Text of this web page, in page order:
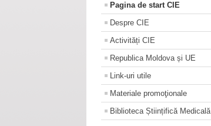
Pagina de start CIE
Despre CIE
Activități CIE
Republica Moldova și UE
Link-uri utile
Materiale promoţionale
Biblioteca Științifică Medicală